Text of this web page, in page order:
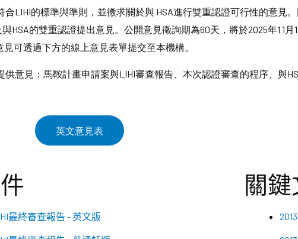
合LIHI的標準與準則，並徵求關於與 HSA進行雙重認證可行性的意見
HSA的雙重認證提出意見。公開意見徵詢期為60天，將於2025年1 1
見可透過下方的線上意見表單提交至本機構。
供意見：馬鞍計畫申請案與LIHI審查報告、本次認證審查的程序、與
英文意見表
最終審查報告 - 英文版
關